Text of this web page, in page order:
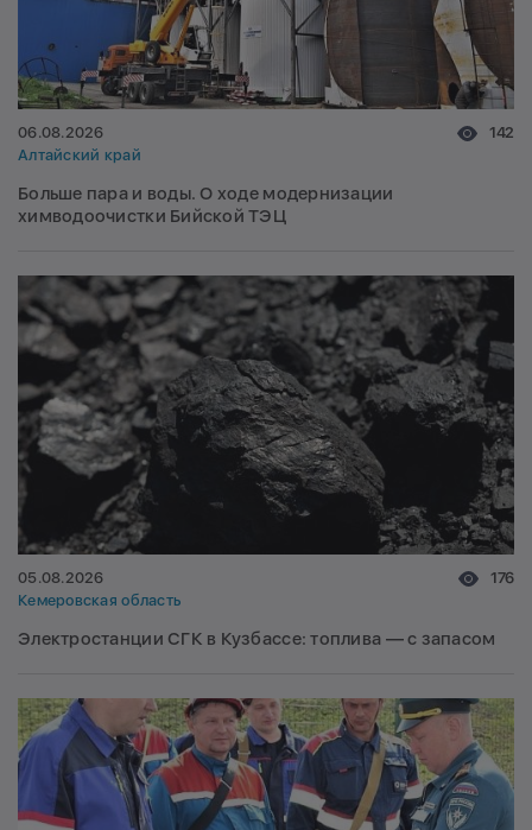
06.08.2026
Алтайский край
142
Больше пара и воды. О ходе модернизации
химводоочистки Бийской ТЭЦ
05.08.2026
Кемеровская область
176
Электростанции СГК в Кузбассе: топлива — с запасом